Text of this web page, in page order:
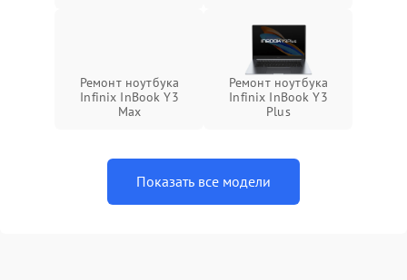
Ремонт ноутбука
Infinix InBook Y3
Max
Ремонт ноутбука
Infinix InBook Y3
Plus
Показать все модели